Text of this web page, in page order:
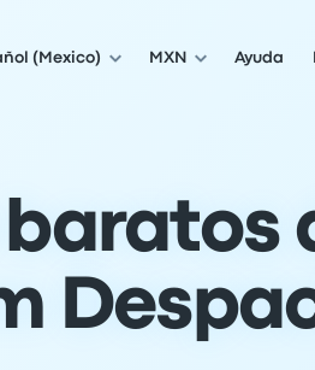
(Mexico) MXN Ayuda